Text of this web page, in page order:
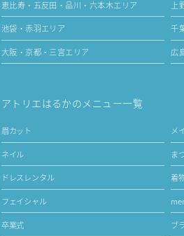
恵比寿・五反田・品川・六本木エリア 上
池袋・赤羽エリア 千
大阪・京都・三宮エリア 広
アトリエはるかのメニュー一覧
眉カット メ
ネイル ま
ドレスレンタル 着
フェイシャル
卒業式 ブ